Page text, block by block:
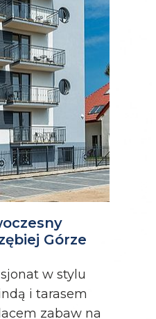
Górze
w stylu
i tarasem
zabaw na